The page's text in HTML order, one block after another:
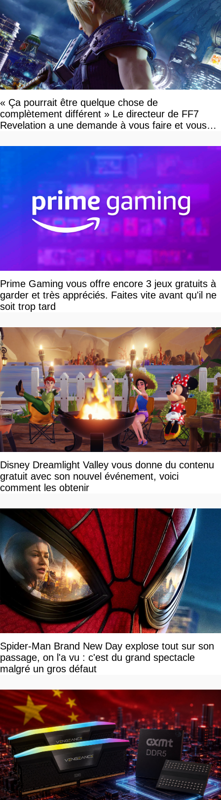
« Ça pourrait être quelque chose de
complètement différent » Le directeur de FF7
Revelation a une demande à vous faire et vous
Prime Gaming vous offre encore 3 jeux gratuits à
garder et très appréciés. Faites vite avant qu'il ne
soit trop tard
Disney Dreamlight Valley vous donne du contenu
gratuit avec son nouvel événement, voici
comment les obtenir
Spider-Man Brand New Day explose tout sur son
passage, on l'a vu : c'est du grand spectacle
malgré un gros défaut